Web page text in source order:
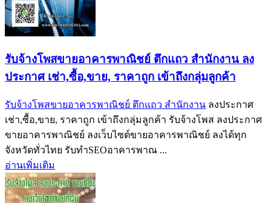
รับจ้างโพสขายอาคารพาณิชย์ ตึกแถว สำนักงาน ลง
ประกาศ เช่า,ซื้อ,ขาย, ราคาถูก เข้าถึงกลุ่มลูกค้า
รับจ้างโพสขายอาคารพาณิชย์ ตึกแถว สำนักงาน ลงประกาศ
เช่า,ซื้อ,ขาย, ราคาถูก เข้าถึงกลุ่มลูกค้า รับจ้างโพส ลงประกาศ
ขายอาคารพาณิชย์ ลงเว็บไซต์ขายอาคารพาณิชย์ ลงได้ทุก
จังหวัดทั่วไทย รับทำSEOอาคารพาณ ...
อ่านเพิ่มเติม